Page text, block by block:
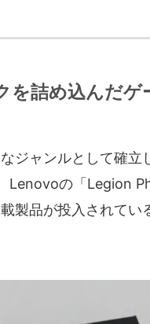
を詰め込んだゲ
ジャンルとして確立
Lenovoの「Legion
製品が投入されて